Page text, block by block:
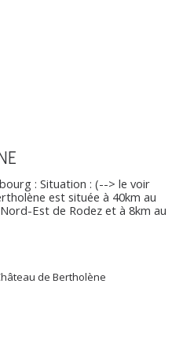
: Situation : (--> le voir
est située à 40km au
Est de Rodez et à 8km au
de Bertholène